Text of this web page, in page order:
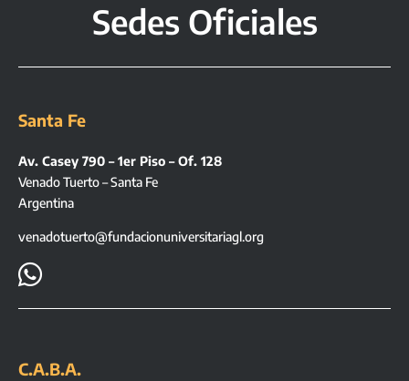
Sedes Oficiales
Santa Fe
Av. Casey 790 – 1er Piso – Of. 128
Venado Tuerto – Santa Fe
Argentina
venadotuerto@fundacionuniversitariagl.org

C.A.B.A.